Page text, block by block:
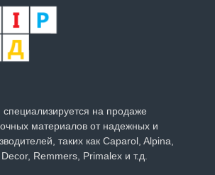
на продаже
материалов от надежных и
таких как Caparol, Alpina,
Remmers, Primalex и т.д.